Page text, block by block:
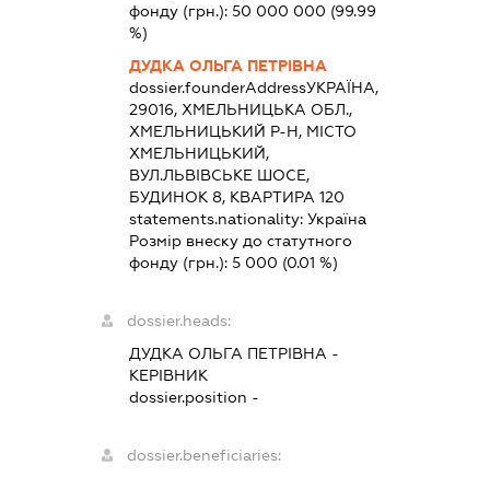
фонду (грн.):50 000 000 (99.99
%)
ДУДКА ОЛЬГА ПЕТРІВНА
dossier.founderAddressУКРАЇНА,
29016, ХМЕЛЬНИЦЬКА ОБЛ.,
ХМЕЛЬНИЦЬКИЙ Р-Н, МІСТО
ХМЕЛЬНИЦЬКИЙ,
ВУЛ.ЛЬВІВСЬКЕ ШОСЕ,
БУДИНОК 8, КВАРТИРА 120
statements.nationality:Україна
Розмір внеску до статутного
фонду (грн.):5 000 (0.01 %)
dossier.heads:
ДУДКА ОЛЬГА ПЕТРІВНА -
КЕРІВНИК
dossier.position -
dossier.beneficiaries: